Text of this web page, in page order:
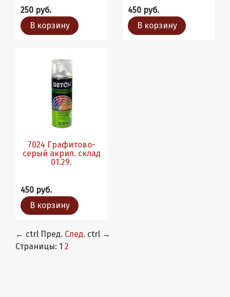
250 руб.
В корзину
450 руб.
В корзину
7024 Графитово-
серый акрил. склад
01.29.
450 руб.
В корзину
← ctrl Пред. След. ctrl →
Страницы: 1 2